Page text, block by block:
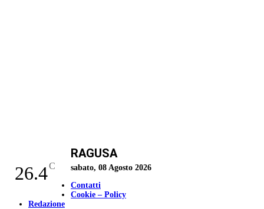
26.4C
RAGUSA
sabato, 08 Agosto 2026
Contatti
Cookie – Policy
Redazione